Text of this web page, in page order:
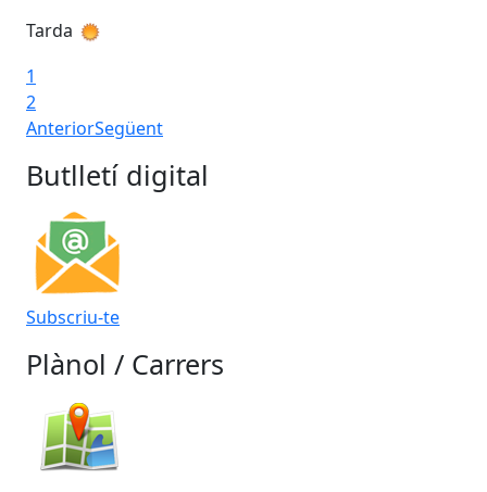
Tarda
1
2
AnteriorSegüent
Butlletí digital
Subscriu-te
Plànol / Carrers